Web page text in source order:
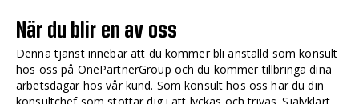
När du blir en av oss
Denna tjänst innebär att du kommer bli anställd som konsult
hos oss på OnePartnerGroup och du kommer tillbringa dina
arbetsdagar hos vår kund. Som konsult hos oss har du din